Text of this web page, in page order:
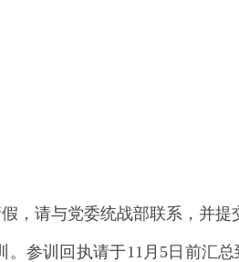
请与党委统战部联系，并提
参训回执请于11 月 5 日前汇